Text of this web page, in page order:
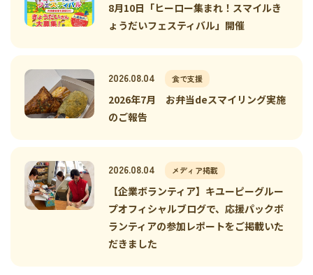
8月10日「ヒーロー集まれ！スマイルき
ょうだいフェスティバル」開催
2026.08.04 食で支援
2026年7月 お弁当deスマイリング実施
のご報告
2026.08.04 メディア掲載
【企業ボランティア】キユーピーグルー
プオフィシャルブログで、応援パックボ
ランティアの参加レポートをご掲載いた
だきました